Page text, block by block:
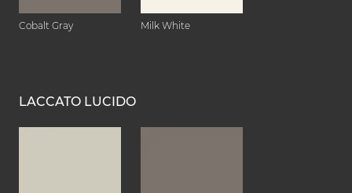
Cobalt Gray Milk White
LACCATO LUCIDO